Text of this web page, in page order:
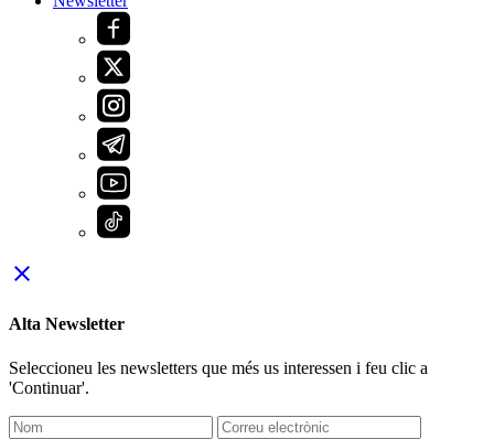
close
Alta Newsletter
Seleccioneu les newsletters que més us interessen i feu clic a
'Continuar'.